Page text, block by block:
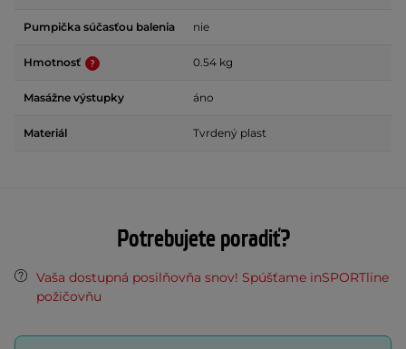
Pumpička súčasťou balenia nie
Hmotnosť 0.54 kg
Masážne výstupky áno
Materiál Tvrdený plast
Potrebujete poradiť?
Vaša dostupná posilňovňa snov! Spúšťame inSPORTline
požičovňu